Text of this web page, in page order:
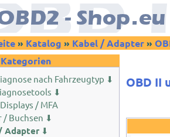
» Katalog » Kabel / Adapter»
nach Fahrzeugtyp ⬇
⬇
/ MFA
/ Buchsen ⬇
Adapter ⬇
OBD II